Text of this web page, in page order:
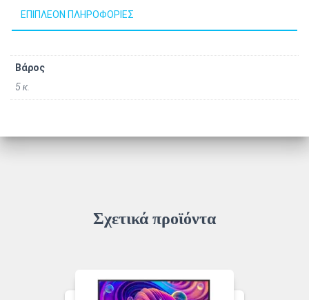
ΕΠΙΠΛΈΟΝ ΠΛΗΡΟΦΟΡΊΕΣ
Βάρος
5 κ.
Σχετικά προϊόντα